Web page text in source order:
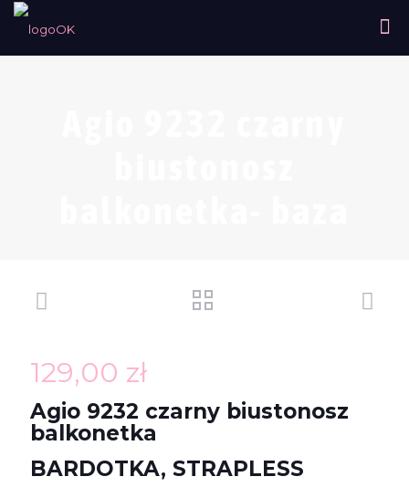
129,00 zł
Agio 9232 czarny biustonosz
balkonetka
BARDOTKA, STRAPLESS